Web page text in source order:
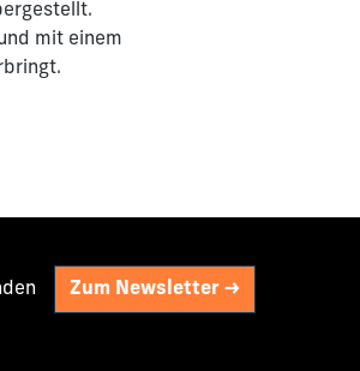
mit einem
Zum Newsletter ->